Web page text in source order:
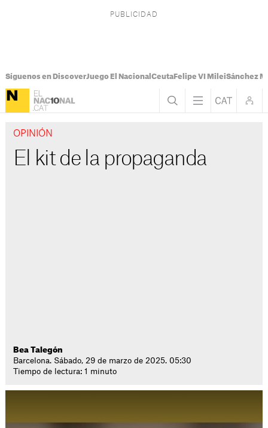
Síguenos en DiscoverJuego El Nacional CeutaFelipe VI MileiSánchez
OPINIÓN
El kit de la propaganda
Bea Talegón
Barcelona. Sábado, 29 de marzo de 2025. 05:30
Tiempo de lectura: 1 minuto